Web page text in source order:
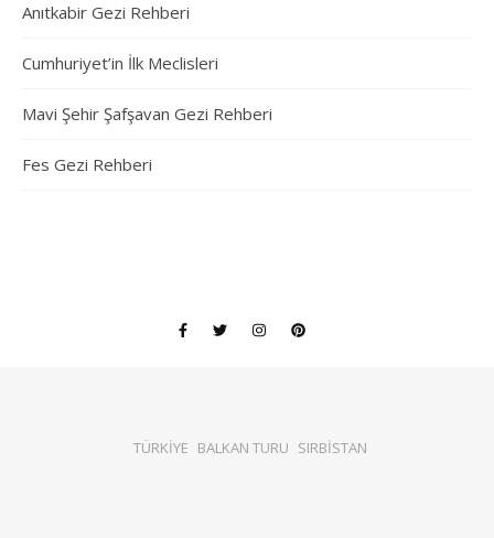
Anıtkabir Gezi Rehberi
Cumhuriyet’in İlk Meclisleri
Mavi Şehir Şafşavan Gezi Rehberi
Fes Gezi Rehberi
TÜRKİYE BALKAN TURU SIRBİSTAN